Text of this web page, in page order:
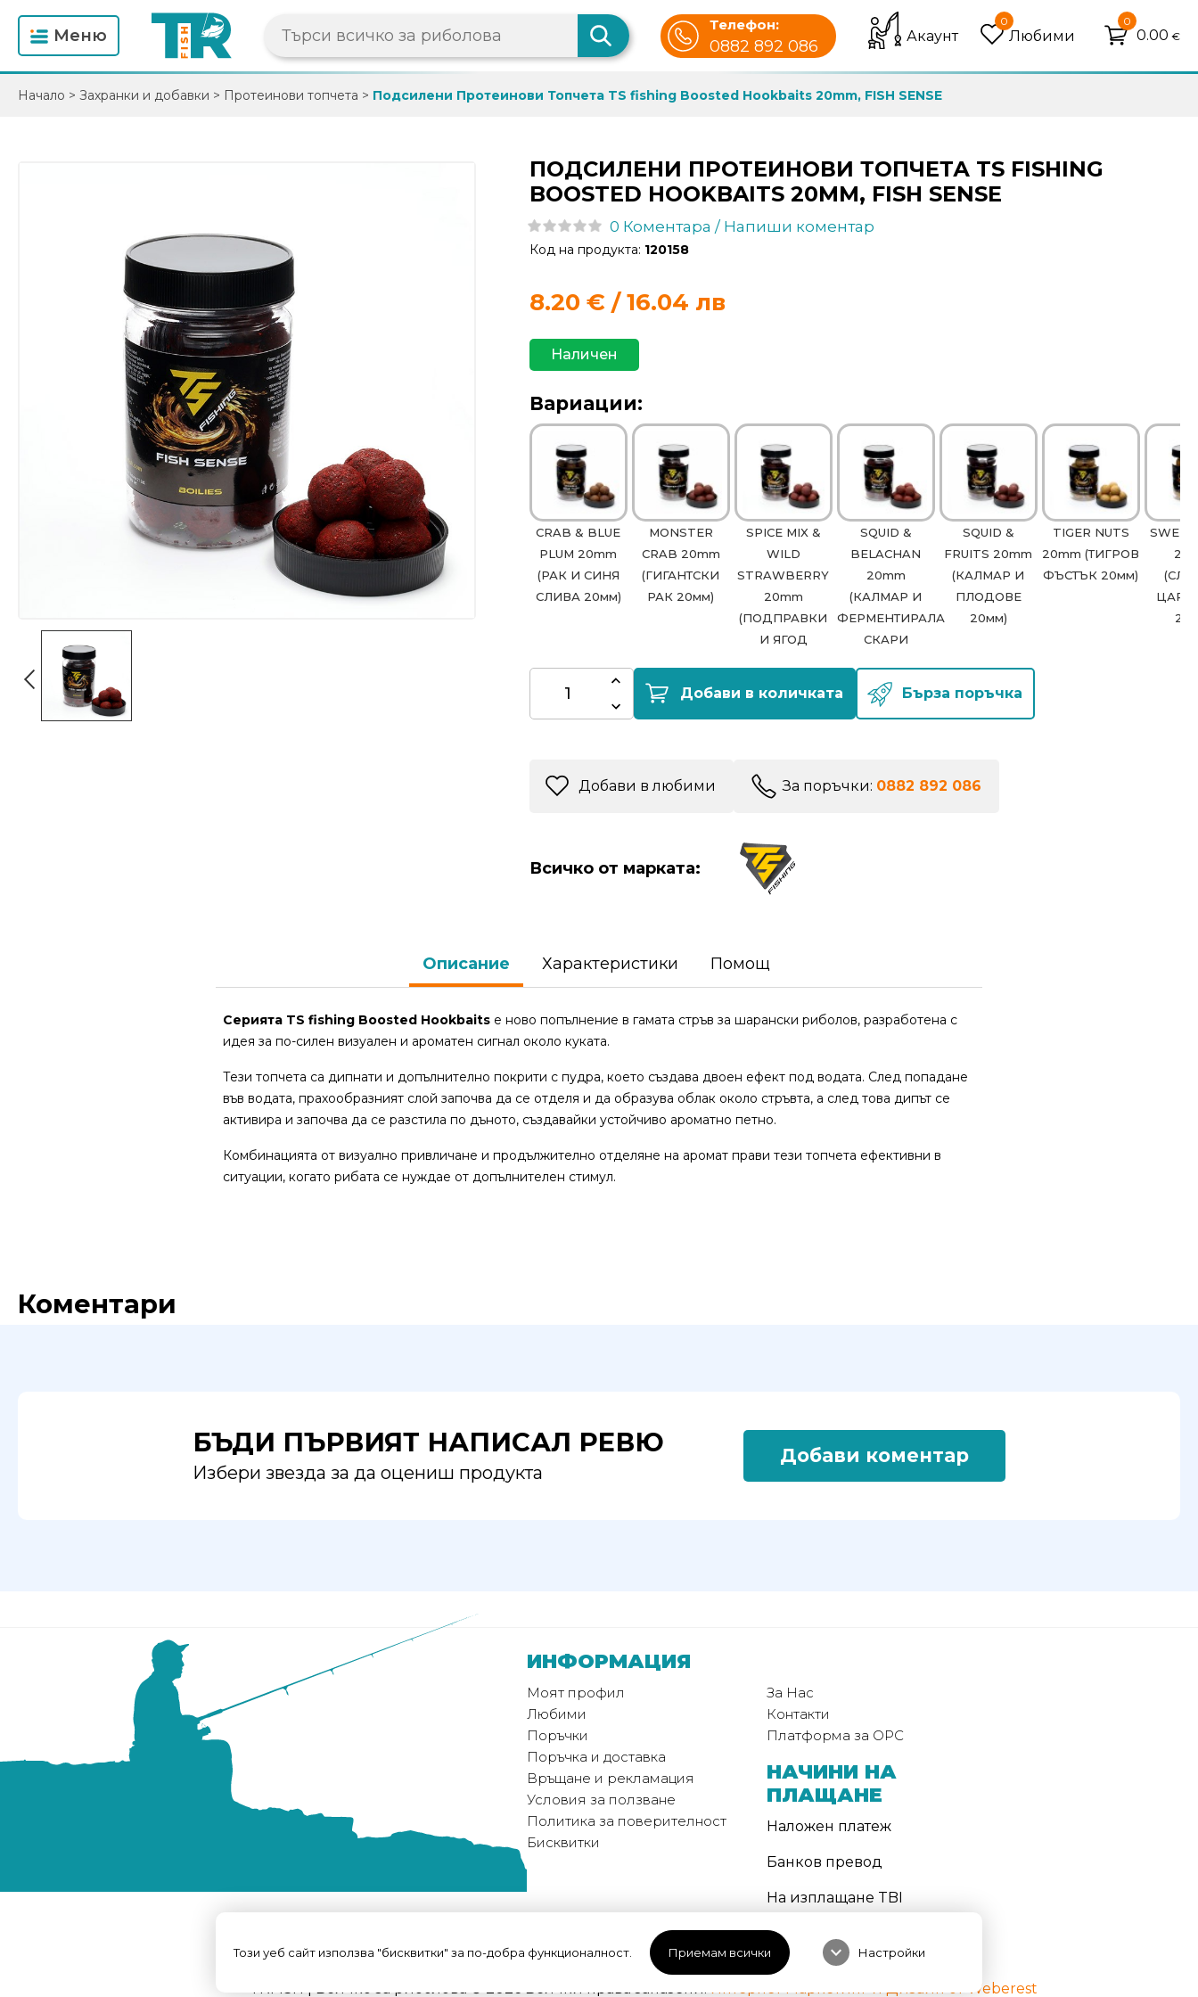
Този уеб сайт използва "бисквитки" за по-добра функционалност. Приемам всички expand_more Настройки
Mеню
Телефон:
0882 892 086
Акаунт
0
Любими
0
0.00 €
Начало > Захранки и добавки > Протеинови топчета > Подсилени Протеинови Топчета TS fishing Boosted Hookbaits 20mm, FISH SENSE
ПОДСИЛЕНИ ПРОТЕИНОВИ ТОПЧЕТА TS FISHING
BOOSTED HOOKBAITS 20MM, FISH SENSE
0 Коментара / Напиши коментар
Код на продукта: 120158
8.20 € / 16.04 лв
Наличен
Вариации:
CRAB & BLUE
PLUM 20mm
(РАК И СИНЯ
СЛИВА 20мм)
MONSTER
CRAB 20mm
(ГИГАНТСКИ
РАК 20мм)
SPICE MIX &
WILD
STRAWBERRY
20mm
(ПОДПРАВКИ
И ЯГОД
SQUID &
BELACHAN
20mm
(КАЛМАР И
ФЕРМЕНТИРАЛА
СКАРИ
SQUID &
FRUITS 20mm
(КАЛМАР И
ПЛОДОВЕ
20мм)
TIGER NUTS
20mm (ТИГРОВ
ФЪСТЪК 20мм)
Добави в количката Бърза поръчка
Добави в любими За поръчки: 0882 892 086
Всичко от марката:
Описание Характеристики Помощ
Серията TS fishing Boosted Hookbaits е ново попълнение в гамата стръв за шарански риболов, разработена с
идея за по-силен визуален и ароматен сигнал около куката.
Тези топчета са дипнати и допълнително покрити с пудра, което създава двоен ефект под водата. След попадане
във водата, прахообразният слой започва да се отделя и да образува облак около стръвта, а след това дипът се
активира и започва да се разстила по дъното, създавайки устойчиво ароматно петно.
Комбинацията от визуално привличане и продължително отделяне на аромат прави тези топчета ефективни в
ситуации, когато рибата се нуждае от допълнителен стимул.
Коментари
БЪДИ ПЪРВИЯТ НАПИСАЛ РЕВЮ
Избери звезда за да оцениш продукта
Добави коментар
ИНФОРМАЦИЯ
Моят профил
Любими
Поръчки
Поръчка и доставка
Връщане и рекламация
Условия за ползване
Политика за поверителност
Бисквитки
За Нас
Контакти
Платформа за ОРС
НАЧИНИ НА
ПЛАЩАНЕ
Наложен платеж
Банков превод
На изплащане TBI
МЕТОД НА
ДОСТАВКА
Интернет Маркетинг и Дизайн от Weberest